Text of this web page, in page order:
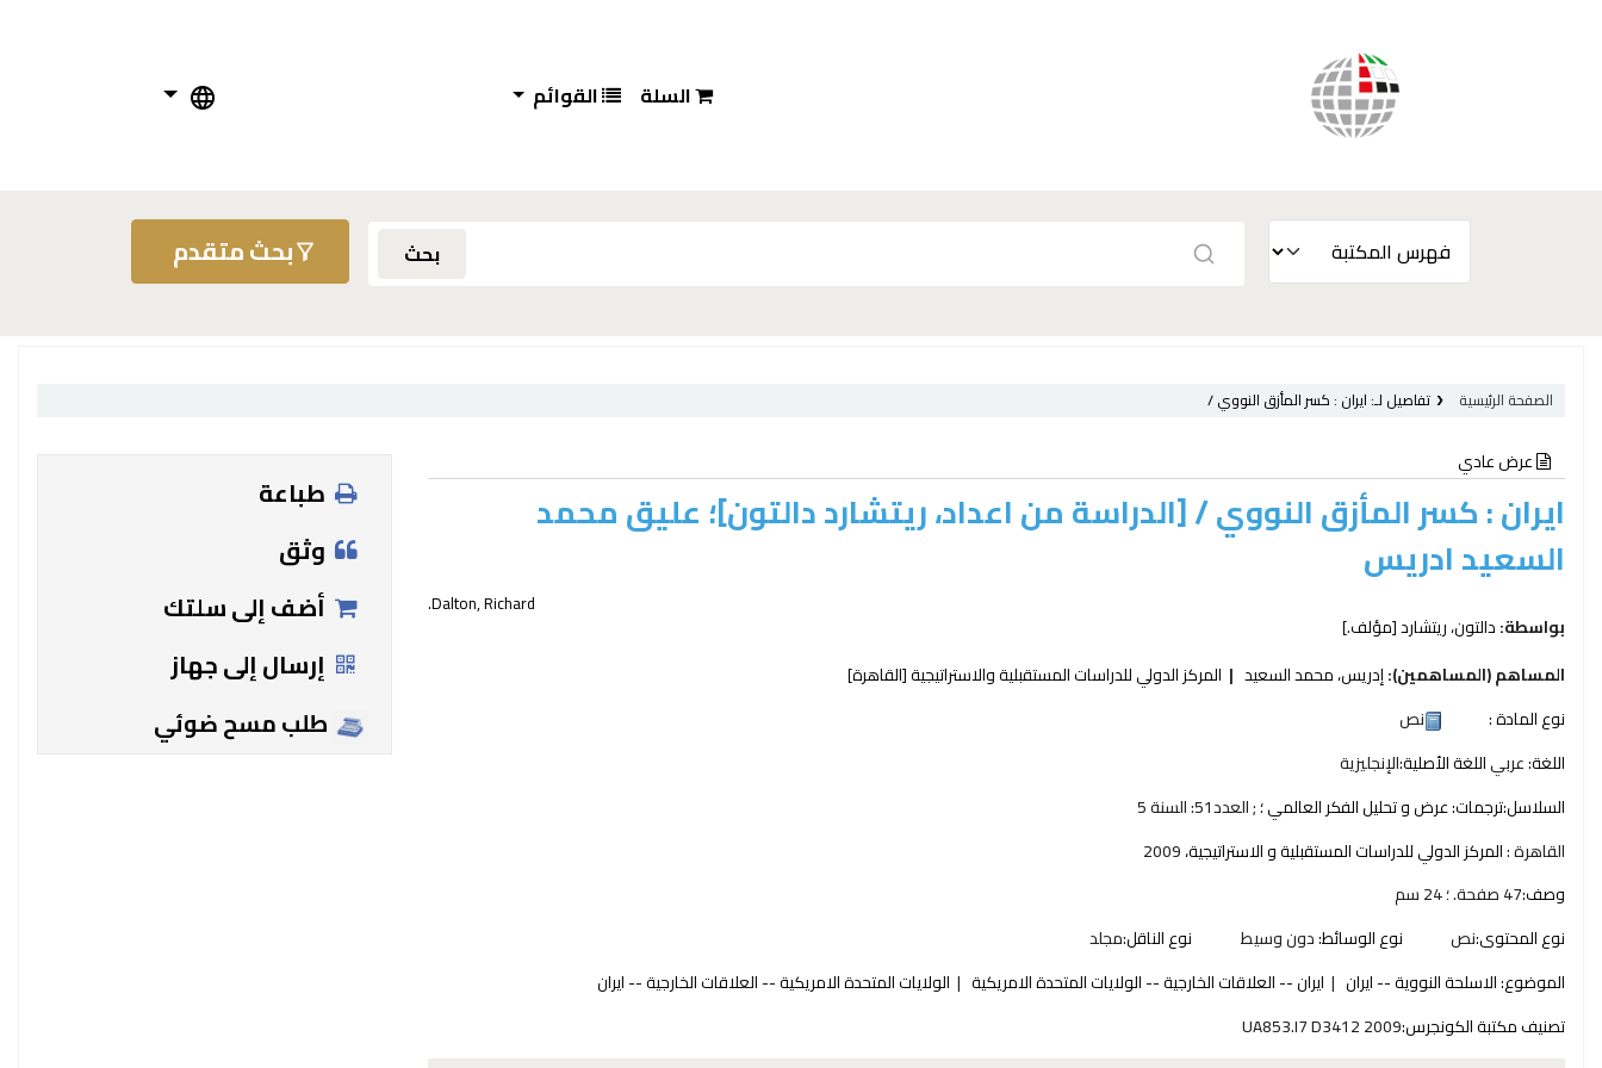
السلة القوائم
بحث بحث متقدم
الصفحة الرئيسية تفاصيل لـ: ايران : كسر المأزق النووي /
عرض عادي
ايران : كسر المأزق النووي /[الدراسة من اعداد، ريتشارد دالتون]؛ عليق محمد
السعيد ادريس
Dalton, Richard.
بواسطة:دالتون، ريتشارد[مؤلف.]
المساهم (المساهمين):إدريس، محمد السعيد المركز الدولي للدراسات المستقبلية والاستراتيجية[القاهرة]
نوع المادة :
نص
اللغة:عربياللغة الأصلية:الإنجليزية
السلاسل:ترجمات: عرض و تحليل الفكر العالمي ؛; العدد51: السنة 5
القاهرة :المركز الدولي للدراسات المستقبلية و الاستراتيجية،
وصف:47 صفحة. ؛ 24 سم
نوع المحتوى:نص‎ نوع الوسائط:دون وسيط‎ نوع الناقل:مجلد‎
الموضوع:الاسلحة النووية -- ايران ايران -- العلاقات الخارجية -- الولايات المتحدة الامريكية
الولايات المتحدة الامريكية -- العلاقات الخارجية -- ايران
تصنيف مكتبة الكونجرس:UA853.I7 D3412 2009
طباعة
وثق
أضف إلى سلتك
إرسال إلى جهاز
طلب مسح ضوئي